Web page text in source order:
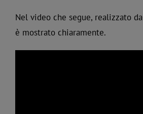
Nel video che segue, realizzato da
è mostrato chiaramente.